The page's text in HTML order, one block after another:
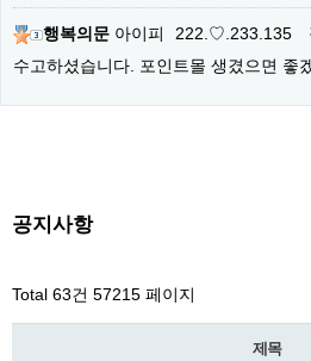
행복의문 아이피 222.♡.233.135
수고하셨습니다. 포인트몰 생겼으면 좋
공지사항
Total 63건 57215 페이지
제목